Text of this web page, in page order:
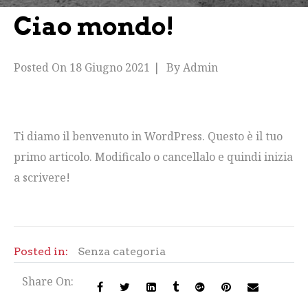
Ciao mondo!
Posted On 18 Giugno 2021 ByAdmin
Ti diamo il benvenuto in WordPress. Questo è il tuo
primo articolo. Modificalo o cancellalo e quindi inizia
a scrivere!
Posted in: Senza categoria
Share On: